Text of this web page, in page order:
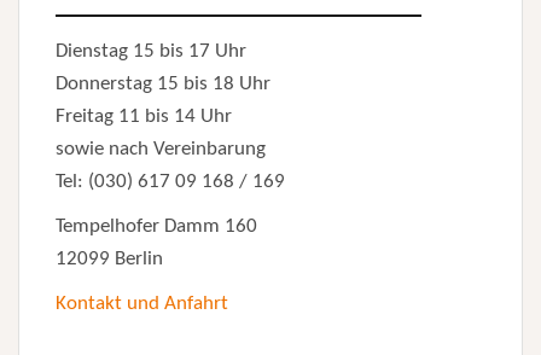
Dienstag 15 bis 17 Uhr
Donnerstag 15 bis 18 Uhr
Freitag 11 bis 14 Uhr
sowie nach Vereinbarung
Tel: (030) 617 09 168 / 169
Tempelhofer Damm 160
12099 Berlin
Kontakt und Anfahrt